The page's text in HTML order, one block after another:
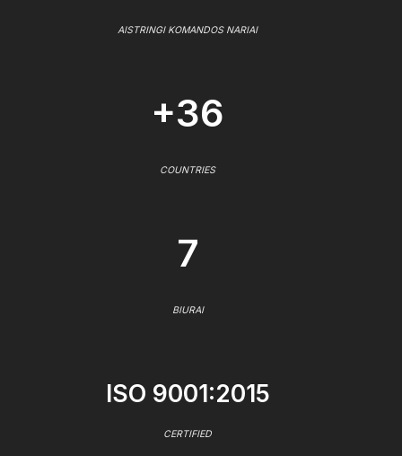
AISTRINGI KOMANDOS NARIAI
+36
COUNTRIES
7
BIURAI
ISO 9001:2015
CERTIFIED